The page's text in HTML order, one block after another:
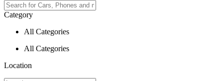
Category
All Categories
All Categories
Location